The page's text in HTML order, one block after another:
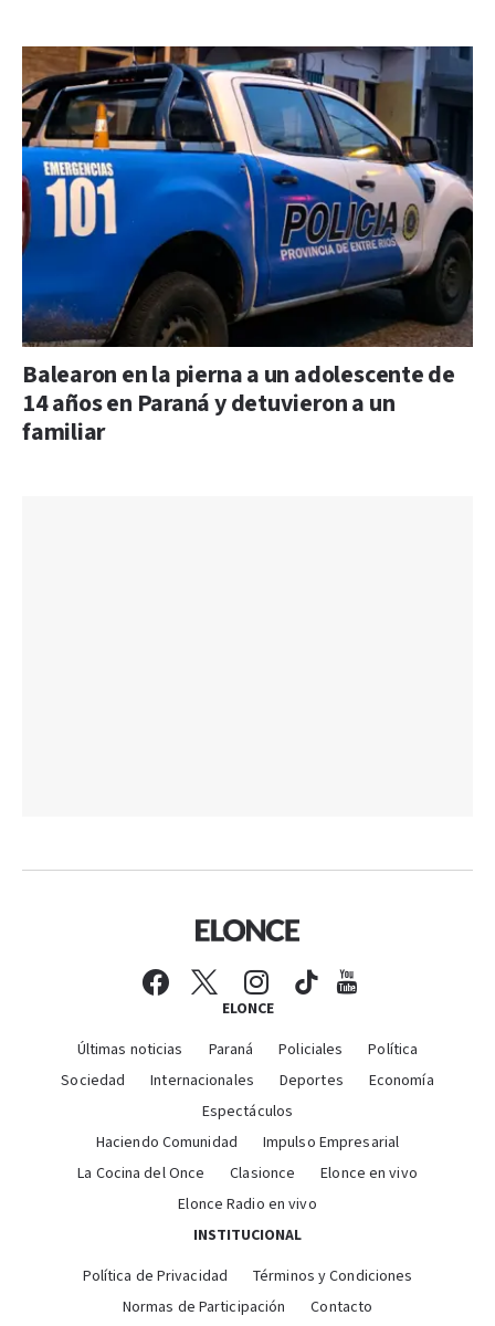
Balearon en la pierna a un adolescente de
14 años en Paraná y detuvieron a un
familiar
ELONCE
Últimas noticias Paraná Policiales
Política
Sociedad
Internacionales Deportes
Economía
Espectáculos
Haciendo Comunidad
Impulso Empresarial
La Cocina del Once
Clasionce
Elonce en vivo
Elonce Radio en vivo
INSTITUCIONAL
Política de Privacidad
Términos y Condiciones
Normas de Participación
Contacto